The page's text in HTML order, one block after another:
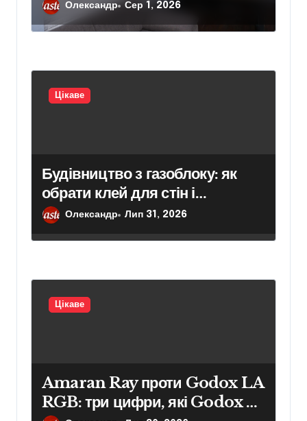
Олександр Сер 1, 2026
Цікаве
Будівництво з газоблоку: як
обрати клей для стін і
кріплення гіпсокартону
Олександр Лип 31, 2026
Цікаве
Amaran Ray проти Godox LA
RGB: три цифри, які Godox не